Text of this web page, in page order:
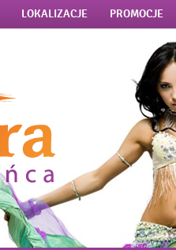
LOKALIZACJE PROMOCJE